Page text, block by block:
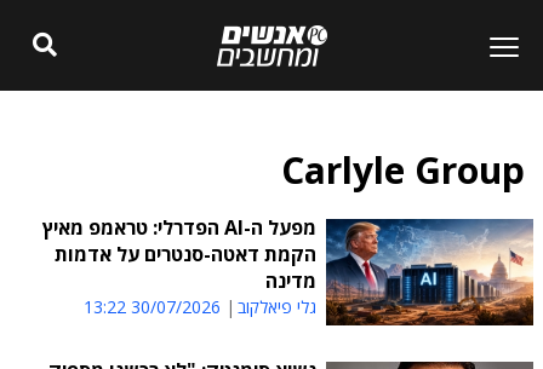
Carlyle Group
מפעל ה-AI הפדרלי: טראמפ מאיץ
הקמת דאטה-סנטרים על אדמות
מדינה
גלי פיאלקוב 30/07/2026 13:22